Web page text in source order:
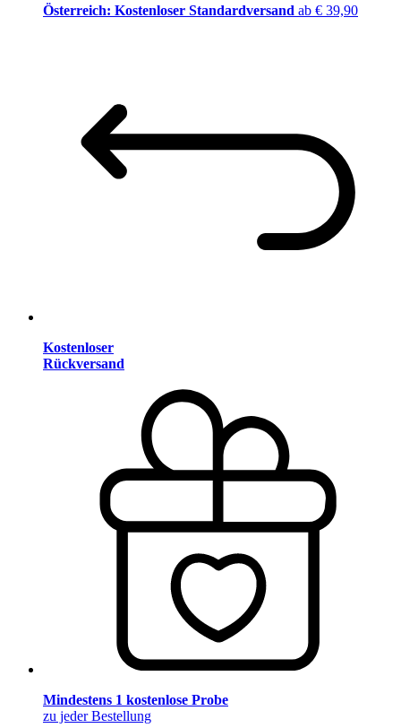
Österreich: Kostenloser Standardversand ab € 39,90
Kostenloser
Rückversand
Mindestens 1 kostenlose Probe
zu jeder Bestellung